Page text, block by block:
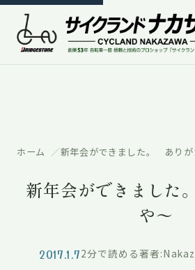
ホーム 新年会ができました。 ありが
新年会ができまし
や〜
2017.1.72分で読める著者